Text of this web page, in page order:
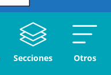
Secciones Otros